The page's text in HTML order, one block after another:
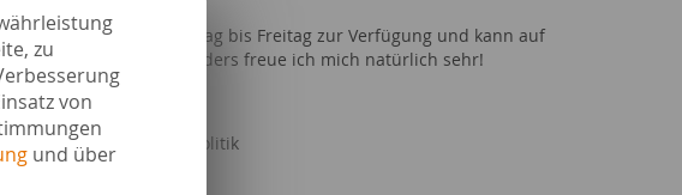
zu
von
und über
Ihnen also von Montag bis Freitag zur Verfügung und kann auf
Group- und Direct Orders freue ich mich natürlich sehr!
Gesellschaft & Politik
Karriere